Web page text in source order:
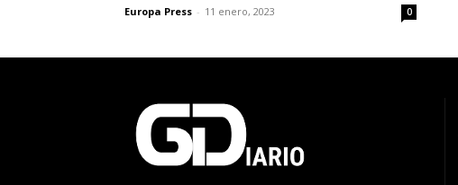
Europa Press - 11 enero, 2023 0